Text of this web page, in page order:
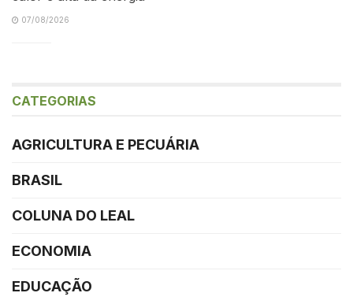
07/08/2026
CATEGORIAS
AGRICULTURA E PECUÁRIA
BRASIL
COLUNA DO LEAL
ECONOMIA
EDUCAÇÃO